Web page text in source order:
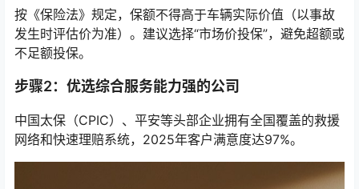
按《保险法》规定，保额不得高于车辆实际价值（以事故
发生时评估价为准）。建议选择“市场价投保”，避免超额或
不足额投保。
步骤2：优选综合服务能力强的公司
中国太保（CPIC）、平安等头部企业拥有全国覆盖的救援
网络和快速理赔系统，2025年客户满意度达97%。